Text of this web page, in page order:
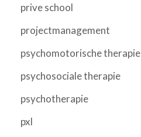
prive school
projectmanagement
psychomotorische therapie
psychosociale therapie
psychotherapie
pxl